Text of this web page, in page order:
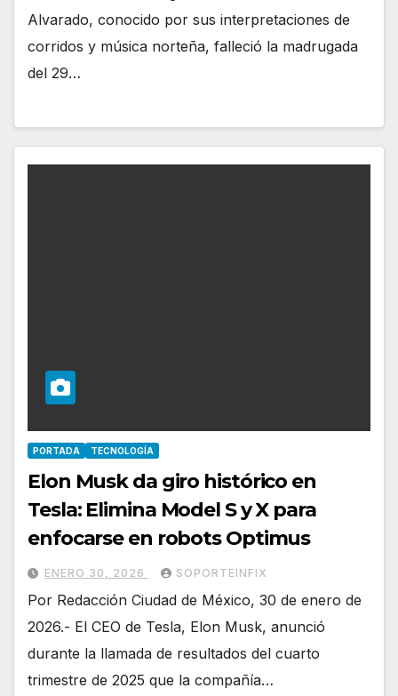
Alvarado, conocido por sus interpretaciones de
corridos y música norteña, falleció la madrugada
del 29…
PORTADA TECNOLOGÍA
Elon Musk da giro histórico en
Tesla: Elimina Model S y X para
enfocarse en robots Optimus
ENERO 30, 2026 SOPORTEINFIX
Por Redacción Ciudad de México, 30 de enero de
2026.- El CEO de Tesla, Elon Musk, anunció
durante la llamada de resultados del cuarto
trimestre de 2025 que la compañía…